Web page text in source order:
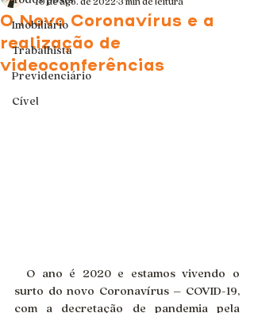
Imobiliário
Trabalhista
Previdenciário
Cível
O Novo Coronavírus e a
realização de
videoconferências
O ano é 2020 e estamos vivendo o
surto do novo Coronavírus – COVID-19,
com a decretação de pandemia pela